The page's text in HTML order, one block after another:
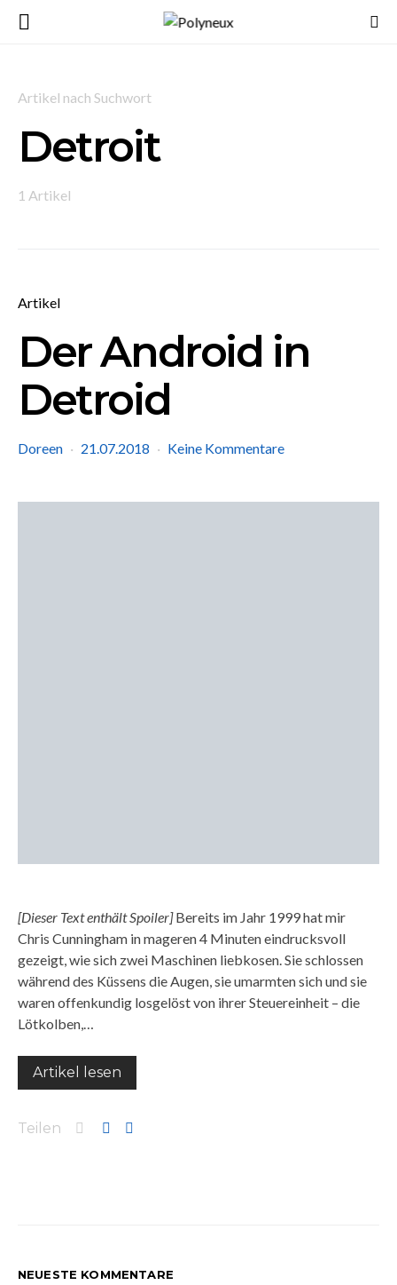
Artikel nach Suchwort
Detroit
1 Artikel
Artikel
Der Android in
Detroid
Doreen 21.07.2018 Keine Kommentare
[Dieser Text enthält Spoiler]Bereits im Jahr 1999 hat mir
Chris Cunningham in mageren 4 Minuten eindrucksvoll
gezeigt, wie sich zwei Maschinen liebkosen. Sie schlossen
während des Küssens die Augen, sie umarmten sich und sie
waren offenkundig losgelöst von ihrer Steuereinheit – die
Lötkolben,…
Artikel lesen
Teilen
NEUESTE KOMMENTARE